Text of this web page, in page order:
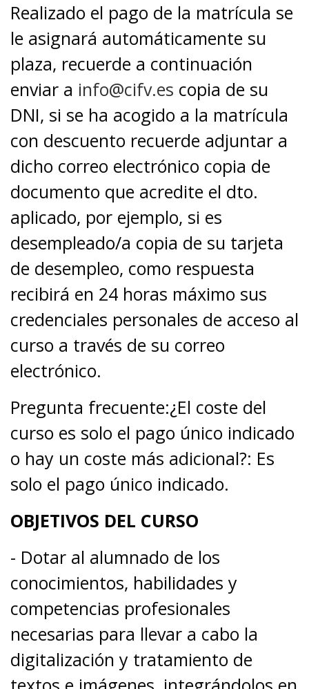
Realizado el pago de la matrícula se
le asignará automáticamente su
plaza, recuerde a continuación
enviar a info@cifv.es copia de su
DNI, si se ha acogido a la matrícula
con descuento recuerde adjuntar a
dicho correo electrónico copia de
documento que acredite el dto.
aplicado, por ejemplo, si es
desempleado/a copia de su tarjeta
de desempleo, como respuesta
recibirá en 24 horas máximo sus
credenciales personales de acceso al
curso a través de su correo
electrónico.
Pregunta frecuente:¿El coste del
curso es solo el pago único indicado
o hay un coste más adicional?: Es
solo el pago único indicado.
OBJETIVOS DEL CURSO
- Dotar al alumnado de los
conocimientos, habilidades y
competencias profesionales
necesarias para llevar a cabo la
digitalización y tratamiento de